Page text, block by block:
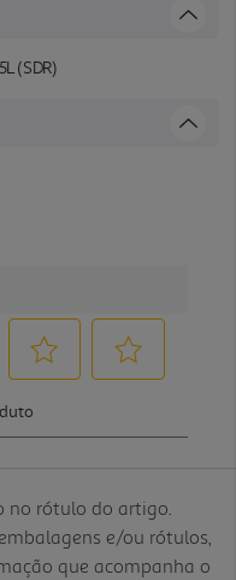
(SDR)
no rótulo do artigo.
e/ou rótulos,
que acompanha o